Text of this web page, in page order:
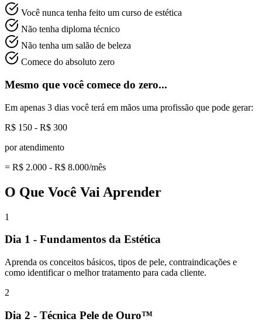
Você nunca tenha feito um curso de estética
Não tenha diploma técnico
Não tenha um salão de beleza
Comece do absoluto zero
Mesmo que você comece do zero...
Em apenas 3 dias você terá em mãos uma profissão que pode gerar:
R$ 150 - R$ 300
por atendimento
= R$ 2.000 - R$ 8.000/mês
O Que Você Vai Aprender
1
Dia 1 - Fundamentos da Estética
Aprenda os conceitos básicos, tipos de pele, contraindicações e
como identificar o melhor tratamento para cada cliente.
2
Dia 2 - Técnica Pele de Ouro™